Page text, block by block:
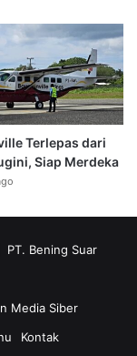
Terlepas dari
Siap Merdeka
Bening Suar
Media Siber
Kontak